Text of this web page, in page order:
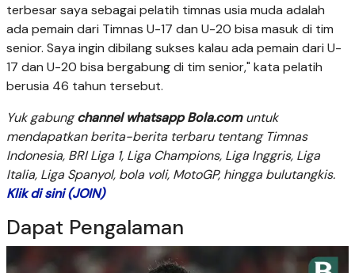
terbesar saya sebagai pelatih timnas usia muda adalah
ada pemain dari Timnas U-17 dan U-20 bisa masuk di tim
senior. Saya ingin dibilang sukses kalau ada pemain dari U-
17 dan U-20 bisa bergabung di tim senior," kata pelatih
berusia 46 tahun tersebut.
Yuk gabungchannel whatsapp Bola.comuntuk
mendapatkan berita-berita terbaru tentang Timnas
Indonesia, BRI Liga 1, Liga Champions, Liga Inggris, Liga
Italia, Liga Spanyol, bola voli, MotoGP, hingga bulutangkis.
Klik di sini (JOIN)
Dapat Pengalaman